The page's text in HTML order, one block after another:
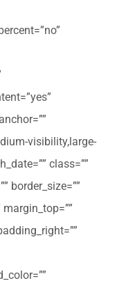
visibility,large-
class=””
border_size=””
margin_top=””